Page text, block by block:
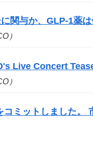
関与か、GLP-1薬
）
Live Concert
）
ミットしました。